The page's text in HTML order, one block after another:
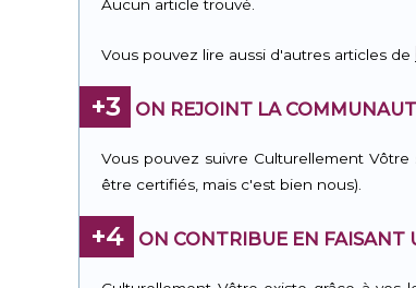
Aucun article trouvé.
Vous pouvez lire aussi d'autres articles de
+3 ON REJOINT LA
Vous pouvez suivre Culturellement Vôtre
être certifiés, mais c'est bien nous).
+4 ON CONTRIBUE EN FAISANT